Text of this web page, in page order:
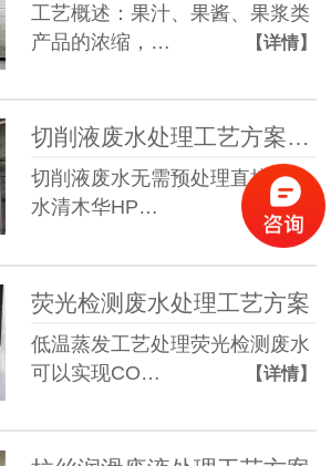
工艺概述：果汁、果酱、果浆类
产品的浓缩，…
【详情】
切削液废水处理工艺方案-成本节省超80%！
切削液废水无需预处理直接进入
水清木华HP…
【详情】
荧光检测废水处理工艺方案
低温蒸发工艺处理荧光检测废水
可以实现CO…
【详情】